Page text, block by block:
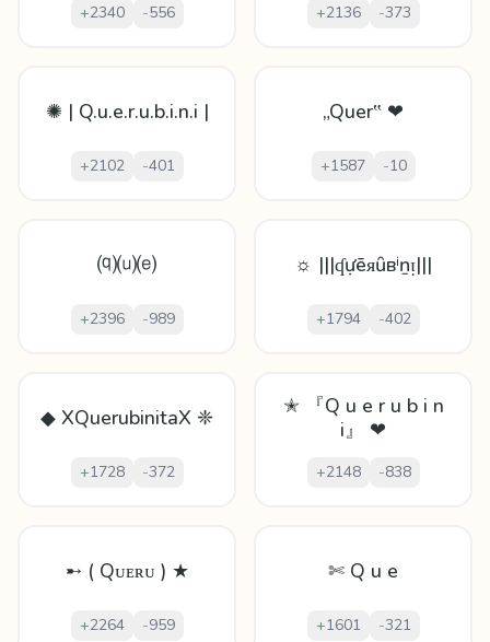
+2340 -556 +2136 -373
✺ | Q.u.e.r.u.b.i.n.i |
+2102 -401
„Quer‟ ❤
+1587 -10
⒬⒰⒠
+2396 -989
☼ |||ʠựēᴙȗвⁱṉᴉ|||
+1794 -402
◆ XQuerubinitaX ❈
+1728 -372
✭ 『Q u e r u b i n
i』 ❤
+2148 -838
➸ ( Qᴜᴇʀᴜ ) ★
+2264 -959
✄ Q u e
+1601 -321